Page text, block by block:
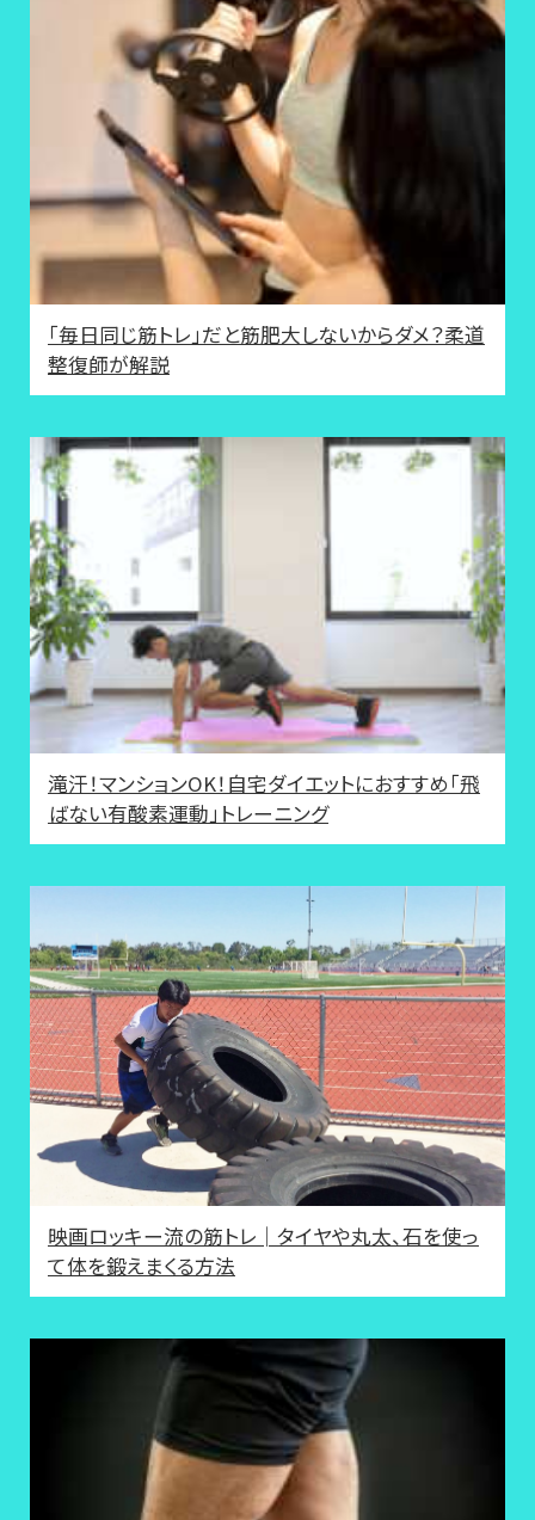
「毎日同じ筋トレ」だと筋肥大しないからダメ？柔道
整復師が解説
滝汗！マンションOK！自宅ダイエットにおすすめ「飛
ばない有酸素運動」トレーニング
映画ロッキー流の筋トレ│タイヤや丸太、石を使っ
て体を鍛えまくる方法